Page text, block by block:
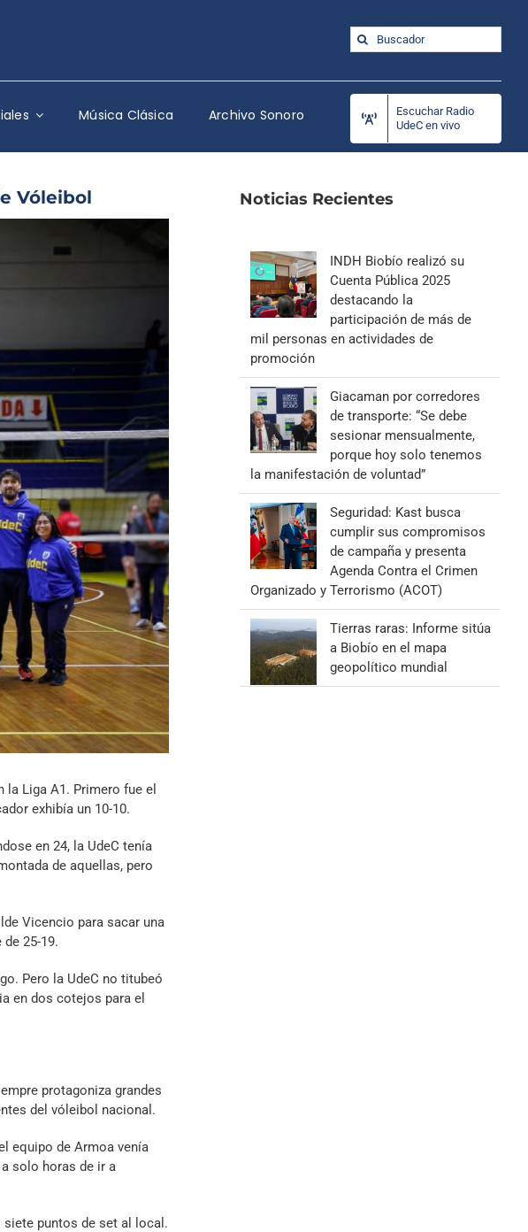
vivo
Buscar:
Música Clásica Archivo Sonoro
Escuchar Radio
UdeC en vivo
Vóleibol
Liga A1. Primero fue el
exhibía un 10-10.
en 24, la UdeC tenía
de aquellas, pero
Vicencio para sacar una
25-19.
Pero la UdeC no titubeó
en dos cotejos para el
protagoniza grandes
del vóleibol nacional.
equipo de Armoa venía
solo horas de ir a
siete puntos de set al local.
Noticias Recientes
INDH Biobío realizó su
Cuenta Pública 2025
destacando la
participación de más de
mil personas en actividades de
promoción
Giacaman por corredores
de transporte: “Se debe
sesionar mensualmente,
porque hoy solo tenemos
la manifestación de voluntad”
Seguridad: Kast busca
cumplir sus compromisos
de campaña y presenta
Agenda Contra el Crimen
Organizado y Terrorismo (ACOT)
Tierras raras: Informe sitúa
a Biobío en el mapa
geopolítico mundial